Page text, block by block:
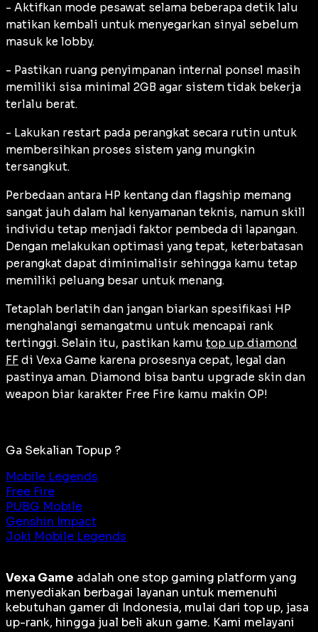
- Aktifkan mode pesawat selama beberapa detik lalu
matikan kembali untuk menyegarkan sinyal sebelum
masuk ke lobby.
- Pastikan ruang penyimpanan internal ponsel masih
memiliki sisa minimal 2GB agar sistem tidak bekerja
terlalu berat.
- Lakukan restart pada perangkat secara rutin untuk
membersihkan proses sistem yang mungkin
tersangkut.
Perbedaan antara HP kentang dan flagship memang
sangat jauh dalam hal kenyamanan teknis, namun skill
individu tetap menjadi faktor pembeda di lapangan.
Dengan melakukan optimasi yang tepat, keterbatasan
perangkat dapat diminimalisir sehingga kamu tetap
memiliki peluang besar untuk menang.
Tetaplah berlatih dan jangan biarkan spesifikasi HP
menghalangi semangatmu untuk mencapai rank
tertinggi. Selain itu, pastikan kamu top up diamond
FF di Vexa Game karena prosesnya cepat, legal dan
pastinya aman. Diamond bisa bantu upgrade skin dan
weapon biar karakter Free Fire kamu makin OP!
Ga Sekalian Topup ?
Mobile Legends
Free Fire
PUBG Mobile
Genshin Impact
Joki Mobile Legends
Vexa Game adalah one stop gaming platform yang
menyediakan berbagai layanan untuk memenuhi
kebutuhan gamer di Indonesia, mulai dari top up, jasa
up-rank, hingga jual beli akun game. Kami melayani